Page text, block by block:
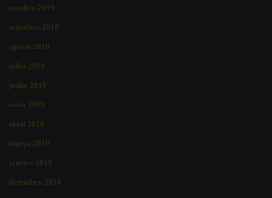
outubro 2019
setembro 2019
agosto 2019
julho 2019
junho 2019
maio 2019
abril 2019
março 2019
janeiro 2019
dezembro 2018